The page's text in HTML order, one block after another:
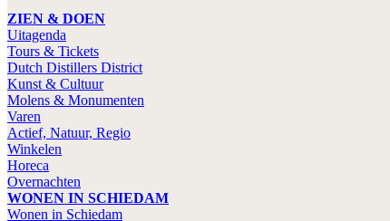
ZIEN & DOEN
Uitagenda
Tours & Tickets
Dutch Distillers District
Kunst & Cultuur
Molens & Monumenten
Varen
Actief, Natuur, Regio
Winkelen
Horeca
Overnachten
WONEN IN SCHIEDAM
Wonen in Schiedam